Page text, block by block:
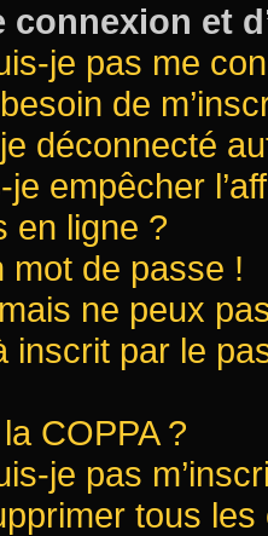
connexion et
je pas me
de
déconnecté
empêcher
en ligne ?
mot de passe !
ne peux
inscrit par le
COPPA ?
je pas
tous